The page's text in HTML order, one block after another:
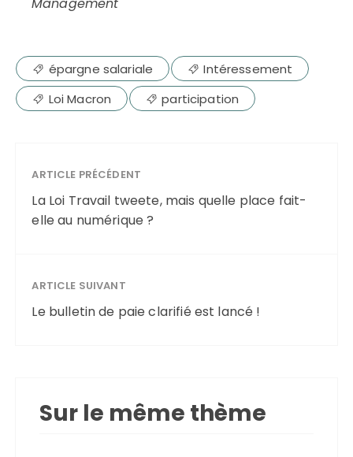
Management
épargne salariale
Intéressement
Loi Macron
participation
ARTICLE PRÉCÉDENT
La Loi Travail tweete, mais quelle place fait-
elle au numérique ?
ARTICLE SUIVANT
Le bulletin de paie clarifié est lancé !
Sur le même thème